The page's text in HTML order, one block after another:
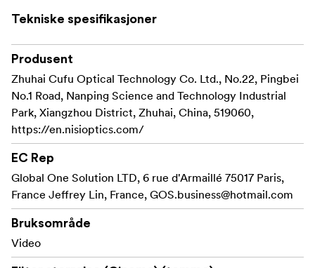
Tekniske spesifikasjoner
Produsent
Zhuhai Cufu Optical Technology Co. Ltd., No.22, Pingbei
No.1 Road, Nanping Science and Technology Industrial
Park, Xiangzhou District, Zhuhai, China, 519060,
https://en.nisioptics.com/
EC Rep
Global One Solution LTD, 6 rue d'Armaillé 75017 Paris,
France Jeffrey Lin, France, GOS.business@hotmail.com
Bruksområde
Video